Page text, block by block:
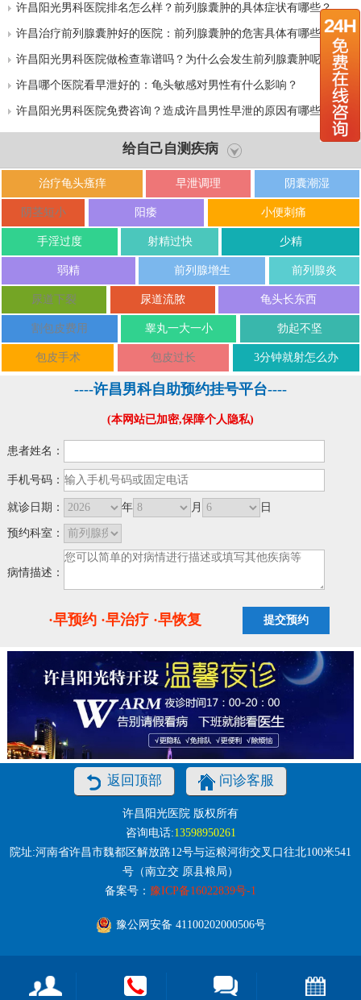
许昌阳光男科医院排名怎么样？前列腺囊肿的具体症状有哪些？
许昌治疗前列腺囊肿好的医院：前列腺囊肿的危害具体有哪些？
许昌阳光男科医院做检查靠谱吗？为什么会发生前列腺囊肿呢？
许昌哪个医院看早泄好的：龟头敏感对男性有什么影响？
许昌阳光男科医院免费咨询？造成许昌男性早泄的原因有哪些呢？
给自己自测疾病
治疗龟头瘙痒 早泄调理 阴囊潮湿
阴茎短小 阳痿 小便刺痛
手淫过度 射精过快 少精
弱精 前列腺增生 前列腺炎
尿道下裂 尿道流脓 龟头长东西
割包皮费用 睾丸一大一小 勃起不坚
包皮手术 包皮过长 3分钟就射怎么办
----许昌男科自助预约挂号平台----
(本网站已加密,保障个人隐私)
患者姓名：
手机号码：
就诊日期： 年 月 日
预约科室：
病情描述：
·早预约 ·早治疗 ·早恢复
返回顶部 问诊客服
许昌阳光医院 版权所有
咨询电话:13598950261
院址:河南省许昌市魏都区解放路12号与运粮河街交叉口往北100米541
号（南立交 原县粮局）
备案号： 豫ICP备16022839号-1
豫公网安备 41100202000506号